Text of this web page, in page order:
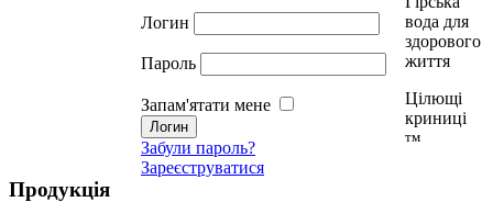
Логин
Пароль
Запам'ятати мене
Забули пароль?
Зареєструватися
вода для
здорового
життя
Цілющі
криниці
тм
Продукція